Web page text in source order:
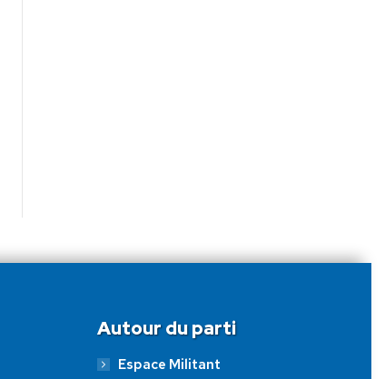
Autour du parti
Espace Militant